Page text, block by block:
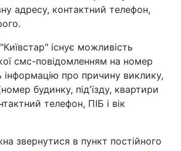
адресу, контактний телефон,
існує можливість
смс-повідомленням на номер
інформацію про причину виклику,
будинку, під'їзду, квартири
телефон, ПІБ і вік
звернутися в пункт постійного